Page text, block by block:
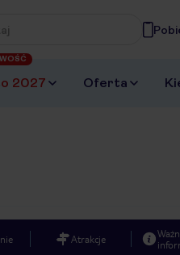
której szukasz
2027 Oferta
Atrakcje